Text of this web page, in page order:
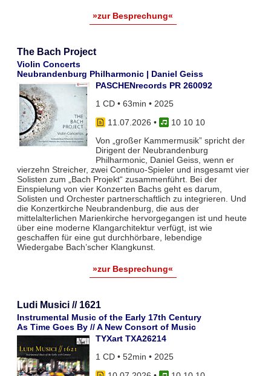
»zur Besprechung«
The Bach Project
Violin Concerts
Neubrandenburg Philharmonic | Daniel Geiss
PASCHENrecords PR 260092
1 CD • 63min • 2025
11.07.2026 •
10 10 10
Von „großer Kammermusik” spricht der
Dirigent der Neubrandenburg
Philharmonic, Daniel Geiss, wenn er
vierzehn Streicher, zwei Continuo-Spieler und insgesamt vier
Solisten zum „Bach Projekt“ zusammenführt. Bei der
Einspielung von vier Konzerten Bachs geht es darum,
Solisten und Orchester partnerschaftlich zu integrieren. Und
die Konzertkirche Neubrandenburg, die aus der
mittelalterlichen Marienkirche hervorgegangen ist und heute
über eine moderne Klangarchitektur verfügt, ist wie
geschaffen für eine gut durchhörbare, lebendige
Wiedergabe Bach’scher Klangkunst.
»zur Besprechung«
Ludi Musici // 1621
Instrumental Music of the Early 17th Century
As Time Goes By // A New Consort of Music
TYXart TXA26214
1 CD • 52min • 2025